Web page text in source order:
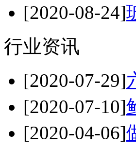
[2020-08-24]
行业资讯
[2020-07-29]
[2020-07-10]
[2020-04-06]